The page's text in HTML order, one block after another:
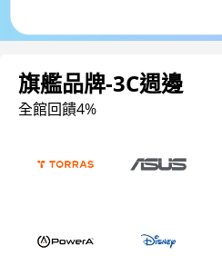
旗艦品牌-3C週邊
全館回饋4%